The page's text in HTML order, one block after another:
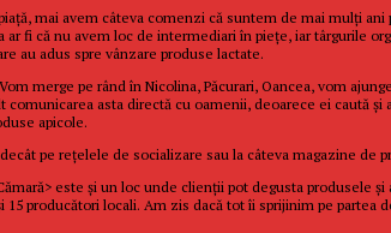
mai avem câteva comenzi că suntem de mai mulţi
fi că nu avem loc de intermediari în pieţe, iar târgurile
au adus spre vânzare produse lactate.
merge pe rând în Nicolina, Păcurari, Oancea, vom
asta directă cu oamenii, deoarece ei caută
apicole.
pe reţelele de socializare sau la câteva magazine de
este şi un loc unde clienţii pot degusta produsele
producători locali. Am zis dacă tot îi sprijinim pe